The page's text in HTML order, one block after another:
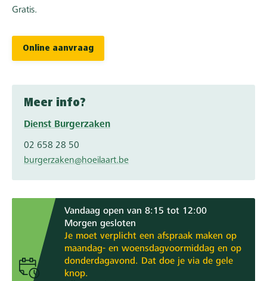
Gratis.
Online aanvraag
Meer info?
Dienst Burgerzaken
02 658 28 50
burgerzaken@hoeilaart.be
Vandaag open van 8:15 tot 12:00
Morgen gesloten
Je moet verplicht een afspraak maken op
maandag- en woensdagvoormiddag en op
donderdagavond. Dat doe je via de gele
knop.